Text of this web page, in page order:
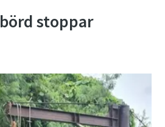
stoppar